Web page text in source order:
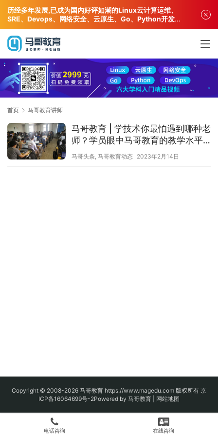
首页 马哥教育讲师
马哥教育 | 学技术你最怕遇到哪种老
师？学员眼中马哥教育的教学水平
和服务是什么样的？
马哥头条, 马哥教育动态 2023年2月14日
Copyright © 2008-2026 马哥教育 https://www.magedu.com 版权所有 京
ICP备16064699号-2Powered by 马哥教育 | 网站地图
电话咨询 在线咨询
历经多年发展,已成为国内好评如潮的Linux云计算运维、
SRE、Devops、网络安全、云原生、Go、Python开发专
业人才培训机构!